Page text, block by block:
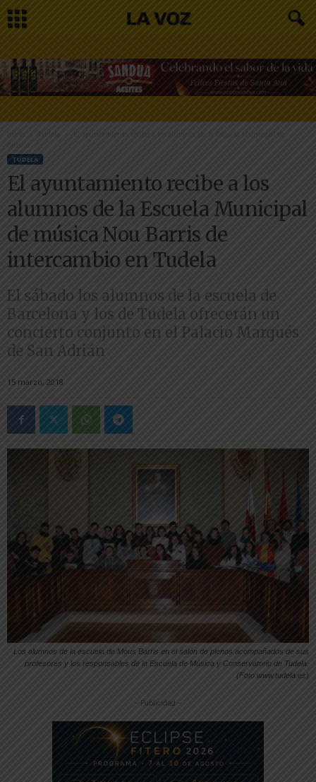
Inicio Tudela
El ayuntamiento recibe a los alumnos de la Escuela Municipal de
TUDELA
El ayuntamiento recibe a los
alumnos de la Escuela Municipal
de música Nou Barris de
intercambio en Tudela
El sábado los alumnos de la escuela de
Barcelona y los de Tudela ofrecerán un
concierto conjunto en el Palacio Marqués
de San Adrián
15 marzo, 2018
Los alumnos de la escuela de Mous Barris en el salón de plenos acompañados de sus
profesores y los responsables de la Escuela de Música y Conservatorio de Tudela.
(Foto www.tudela.es)
-- Publicidad --